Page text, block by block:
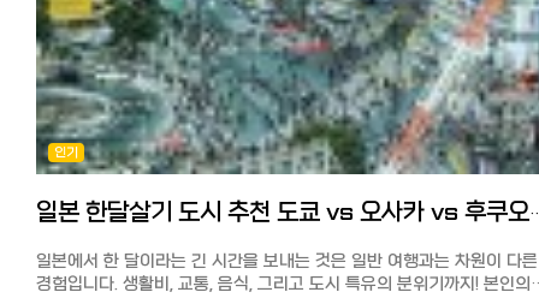
https://korean.co.jp/life2/308 일본 취업, 전직 사이트 추천! 한국
선배가 전수하는 꿀팁과 구인구직 시장 https://korean.co.jp/life3/
[일본 거주자들의 재테크] 니사, 주식, 포인트 등 목돈 만드는 법과 선배
꿀팁 https://korean.co.jp/life4/1 일본 핸드폰, 통신사 추천은?
알뜰폰(格安SIM) 5사 비교분석, 개통 절차, 주의점과 사용 후기
https://korean.co.jp/life2/10 일본에서 전기, 가스 요금 아끼기!
알려주고 싶지 않은 팁, 캐쉬백, 쿠폰링크. 8년간 실제 광열비
https://korean.co.jp/life2/11 재일한국인이 추천하는 일본 신용카드
7선!연회비 무료, 심사 잘 나고 혜택이 높은 카드는?
https://korean.co.jp/life2/130 한국 포켓 와이파이 대여와 선불
https://korean.co.jp/life4/7
https://korean.co.jp/life2/175 바퀴벌레에서 벗어나고 싶다! 일본
선배들이 전수하는 퇴치법과 추천약 https://korean.co.jp/life2/7
[일본 이사업체 추천] 견적 절차와 비용, 가격협상의 팁! 최저가로 이사하
https://korean.co.jp/life_realestate/4 일본에서 집 사기, 주택론
모든 것! 이자, 대출 한도, 추천 은행, 화재보험까지
https://korean.co.jp/life_realestate/7 [일본 거주자들의 재테크]
니사, 주식, 포인트 등 목돈 만드는 법과 선배들의 꿀팁
https://korean.co.jp/life4/1 일본 핸드폰, 통신사 추천은? 알뜰폰
https://korean.co.jp/life2/10 일본에서 전기, 가스 요금 아끼기!
https://korean.co.jp/life2/11 재일한국인이 추천하는 일본 신용카드
7선! 연회비 무료, 심사 잘 나고 혜택이 높은 카드는?
않습니다.
배달까지 얼마나 걸릴까? 예전에는 한국 화장품 온라인 쇼핑몰 자체가
적었고, 한국에서 직배송이 되다 보니 배송비도 비싸고, 시간도 보통 10
이상 걸렸습니다.
최근에는 일본 국내 배송(예: 아마존, 라쿠텐 일부 매장)의 경우 1~3일,
한국에서 직배송은 평균 5~10일 정도 걸립니다.
온라인 쇼핑몰에 입점한 매장이나 시기에 따라 배송 기간이 달라질 수
있으며, 세일 기간(Qoo10 메가 할인 등)에는 10일 이상 걸릴 수도 있으니
확인이 필요합니다.
그럼 제가 직접 사용해 본 한국 화장품 온라인 쇼핑몰 추천 8개 사이트를
드럭스토어인 올리브영. 전에 한국에는 약품·화장품·잡화 등 다양한 물
취급하는 드럭스토어가 별로 없었지만, 현재 K코스메와 K뷰티의 인기가
인기
일본 한달살기 도시 추천 도
일본에서 한 달이라는 긴 시간을 보내는 것은 일반 여행과는 차원이 다른
경험입니다. 생활비, 교통, 음식, 그리고 도시 특유의 분위기까지! 본인의